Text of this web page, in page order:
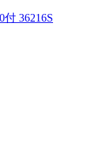
36216S